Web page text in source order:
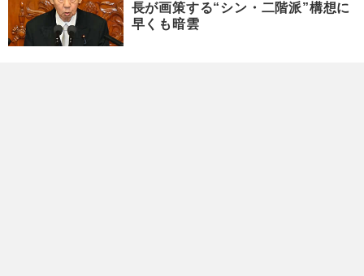
長が画策する“シン・二階派”構想に
早くも暗雲